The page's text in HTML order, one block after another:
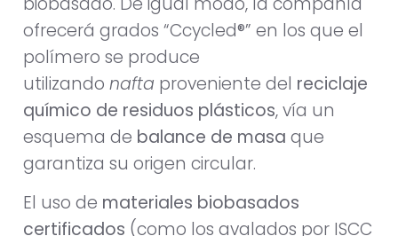
ofrecerá grados “Ccycled®” en los que el
polímero se produce
utilizando nafta proveniente del reciclaje
químico de residuos plásticos, vía un
esquema de balance de masa que
garantiza su origen circular.
El uso de materiales biobasados
certificados (como los avalados por ISCC